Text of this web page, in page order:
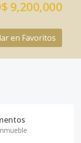
9,200,000
en Favoritos